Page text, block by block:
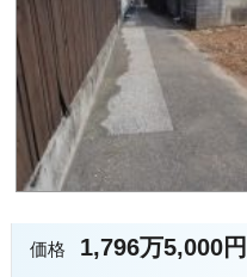
価格 1,796万5,000円